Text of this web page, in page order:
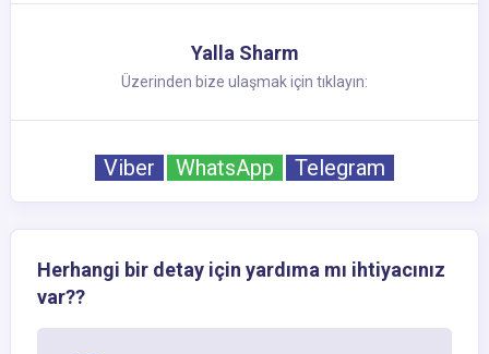
Yalla Sharm
Üzerinden bize ulaşmak için tıklayın:
Viber WhatsApp Telegram
Herhangi bir detay için yardıma mı ihtiyacınız
var??